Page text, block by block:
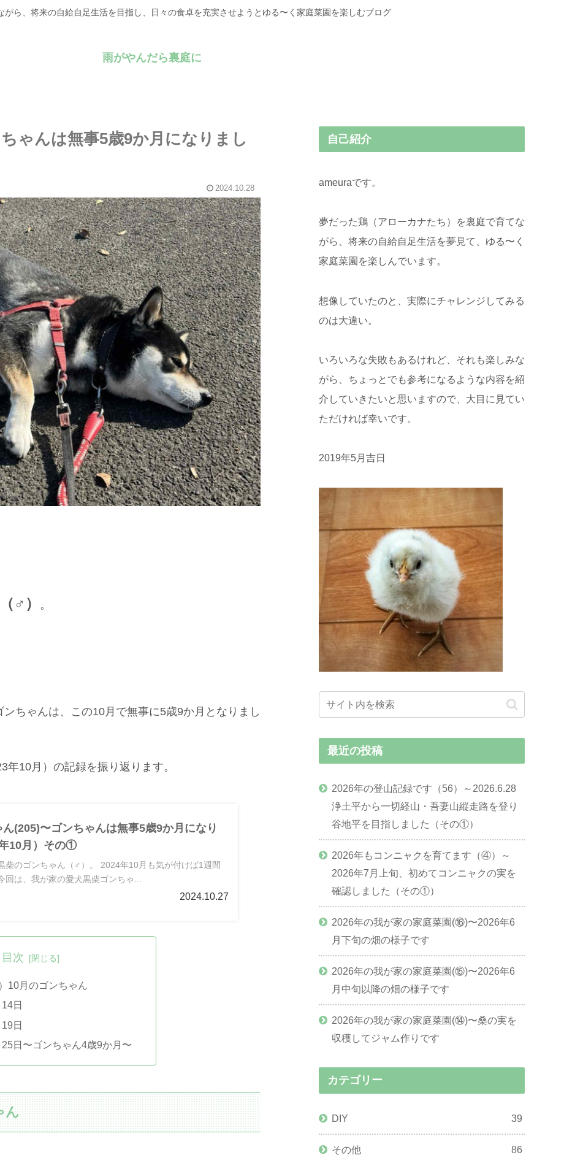
がら、将来の自給自足生活を目指し、日々の食卓を充実させようとゆる〜く家庭菜園を楽しむブログ
雨がやんだら裏庭に
ゃんは無事5歳9か月になりまし
2024.10.28
♂） 。
ちゃんは、この10月で無事に5歳9か月となりまし
10月）の記録を振り返ります。
(205)〜ゴンちゃんは無事5歳9か月になり
10月）その①
柴のゴンちゃん（♂）。 2024年10月も気が付けば1週間
回は、我が家の愛犬黒柴ゴンちゃ...
2024.10.27
目次
10月のゴンちゃん
日
日
日〜ゴンちゃん4歳9か月〜
ん
自己紹介
ameuraです。
夢だった鶏（アローカナたち）を裏庭で育てな
がら、将来の自給自足生活を夢見て、ゆる〜く
家庭菜園を楽しんでいます。
想像していたのと、実際にチャレンジしてみる
のは大違い。
いろいろな失敗もあるけれど、それも楽しみな
がら、ちょっとでも参考になるような内容を紹
介していきたいと思いますので、大目に見てい
ただければ幸いです。
2019年5月吉日
最近の投稿
2026年の登山記録です（56）～2026.6.28
浄土平から一切経山・吾妻山縦走路を登り
谷地平を目指しました（その①）
2026年もコンニャクを育てます（④）～
2026年7月上旬、初めてコンニャクの実を
確認しました（その①）
2026年の我が家の家庭菜園(⑯)〜2026年6
月下旬の畑の様子です
2026年の我が家の家庭菜園(⑮)〜2026年6
月中旬以降の畑の様子です
2026年の我が家の家庭菜園(⑭)〜桑の実を
収穫してジャム作りです
カテゴリー
DIY 39
その他 86